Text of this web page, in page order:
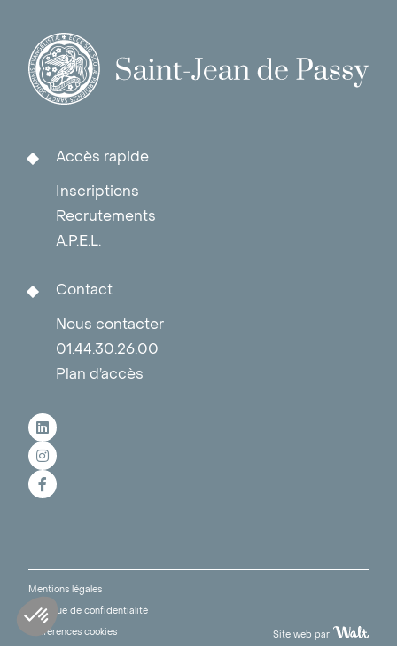
Accès rapide
Inscriptions
Recrutements
A.P.E.L.
Contact
Nous contacter
01.44.30.26.00
Plan d’accès
Mentions légales
Politique de confidentialité
Préférences cookies
Site web par